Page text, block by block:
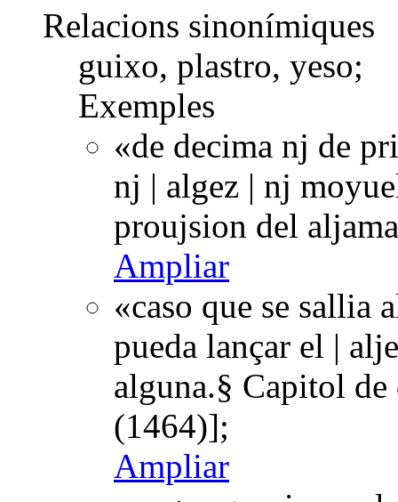
Relacions sinonímiques
guixo, plastro, yeso;
Exemples
«de decima nj de
nj | algez | nj
proujsion del
Ampliar
«caso que se sallia
pueda lançar el |
alguna.§ Capitol
(1464)];
Ampliar